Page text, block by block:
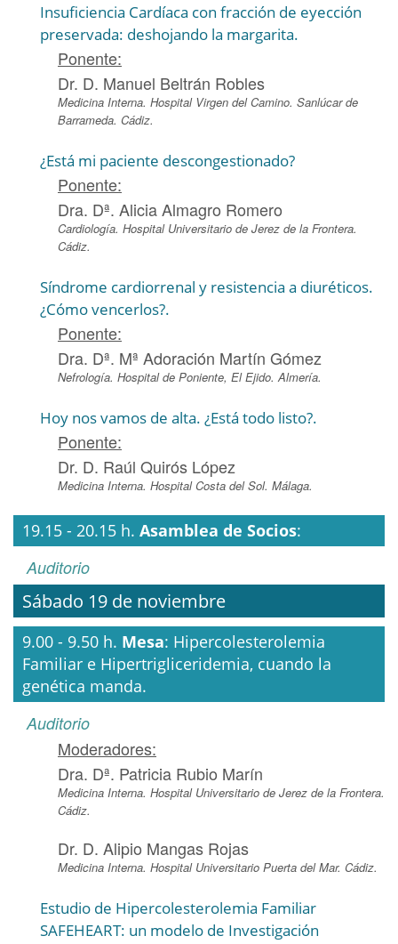
Insuficiencia Cardíaca con fracción de eyección
preservada: deshojando la margarita.
Ponente:
Dr. D. Manuel Beltrán Robles
Medicina Interna. Hospital Virgen del Camino. Sanlúcar de
Barrameda. Cádiz.
¿Está mi paciente descongestionado?
Ponente:
Dra. Dª. Alicia Almagro Romero
Cardiología. Hospital Universitario de Jerez de la Frontera.
Cádiz.
Síndrome cardiorrenal y resistencia a diuréticos.
¿Cómo vencerlos?.
Ponente:
Dra. Dª. Mª Adoración Martín Gómez
Nefrología. Hospital de Poniente, El Ejido. Almería.
Hoy nos vamos de alta. ¿Está todo listo?.
Ponente:
Dr. D. Raúl Quirós López
Medicina Interna. Hospital Costa del Sol. Málaga.
19.15 - 20.15 h. Asamblea de Socios:
Auditorio
Sábado 19 de noviembre
9.00 - 9.50 h. Mesa: Hipercolesterolemia
Familiar e Hipertrigliceridemia, cuando la
genética manda.
Auditorio
Moderadores:
Dra. Dª. Patricia Rubio Marín
Medicina Interna. Hospital Universitario de Jerez de la Frontera.
Cádiz.
Dr. D. Alipio Mangas Rojas
Medicina Interna. Hospital Universitario Puerta del Mar. Cádiz.
Estudio de Hipercolesterolemia Familiar
SAFEHEART: un modelo de Investigación